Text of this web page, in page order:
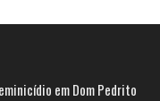
em Dom Pedrito